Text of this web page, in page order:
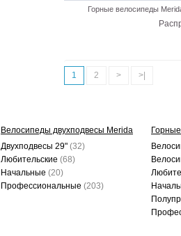
Горные велосипеды
1 2 > >|
Велосипеды двухподвесы Merida
Двухподвесы 29" (32)
Любительские (68)
Начальные (20)
Профессиональные (203)